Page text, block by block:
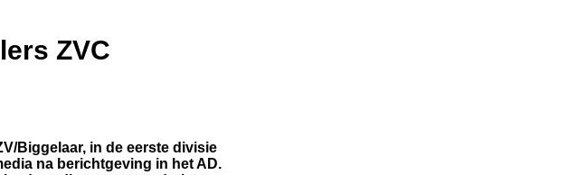
ZVC
Biggelaar, in de eerste divisie
na berichtgeving in het AD.